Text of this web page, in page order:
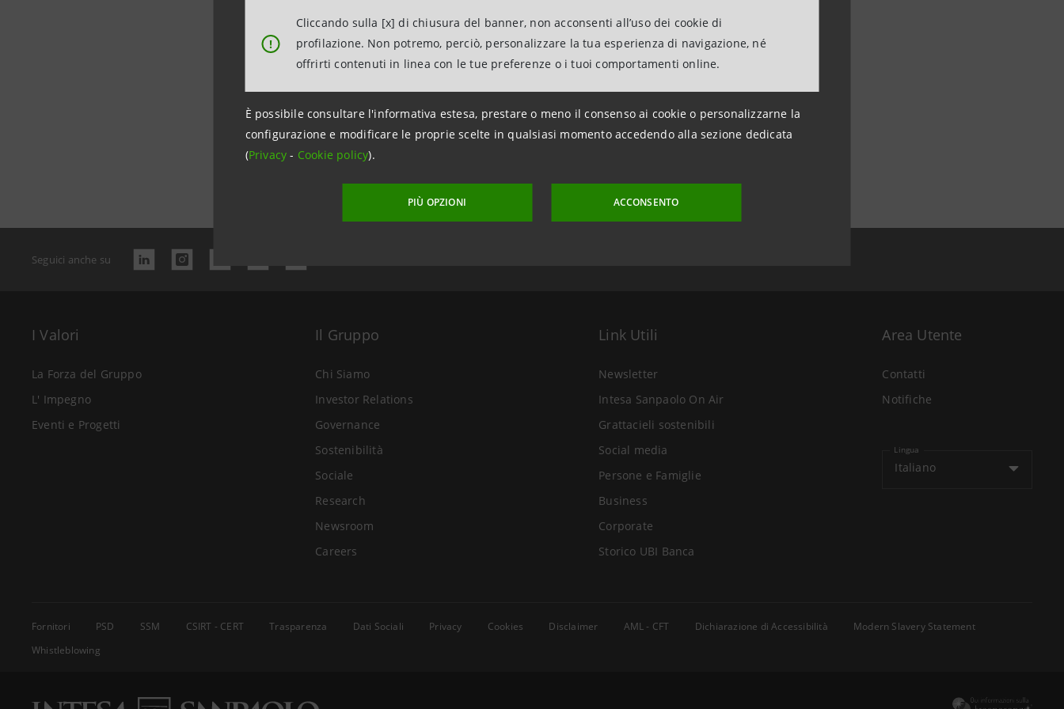
!
Cliccando sulla [x] di chiusura del banner, non acconsenti all’uso dei cookie di
profilazione. Non potremo, perciò, personalizzare la tua esperienza di navigazione, né
offrirti contenuti in linea con le tue preferenze o i tuoi comportamenti online.
È possibile consultare l'informativa estesa, prestare o meno il consenso ai cookie o personalizzarne la
configurazione e modificare le proprie scelte in qualsiasi momento accedendo alla sezione dedicata
(Privacy- Cookie policy).
PIÙ OPZIONI ACCONSENTO
Data ultimo aggiornamento 28 ottobre 2011 alle ore 11:39:24
Seguici anche su
I Valori
La Forza del Gruppo
L' Impegno
Eventi e Progetti
Il Gruppo
Chi Siamo
Investor Relations
Governance
Sostenibilità
Sociale
Research
Newsroom
Careers
Link Utili
Newsletter
Intesa Sanpaolo On Air
Grattacieli sostenibili
Social media
Persone e Famiglie
Business
Corporate
Storico UBI Banca
Area Utente
Contatti
Notifiche
Lingua
Italiano
Fornitori PSD SSM CSIRT - CERT Trasparenza Dati Sociali Privacy Cookies Disclaimer AML - CFT Dichiarazione di Accessibilità
Modern Slavery Statement
Whistleblowing